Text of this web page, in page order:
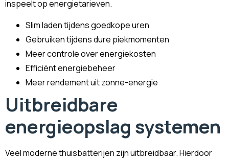
inspeelt op energietarieven.
Slim laden tijdens goedkope uren
Gebruiken tijdens dure piekmomenten
Meer controle over energiekosten
Efficiënt energiebeheer
Meer rendement uit zonne-energie
Uitbreidbare
energieopslag systemen
Veel moderne thuisbatterijen zijn uitbreidbaar. Hierdoor